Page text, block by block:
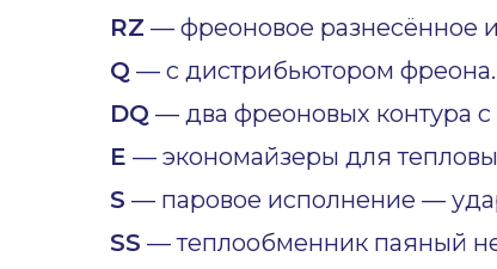
RZ — фреоновое разнесённое
Q — с дистрибьютором фреона.
DQ — два фреоновых контура
E — экономайзеры для
S — паровое исполнение —
SS — теплообменник паяный